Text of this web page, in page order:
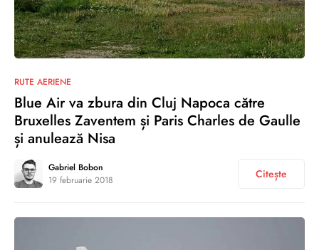
RUTE AERIENE
Blue Air va zbura din Cluj Napoca către
Bruxelles Zaventem și Paris Charles de Gaulle
și anulează Nisa
Gabriel Bobon
19 februarie 2018
Citește